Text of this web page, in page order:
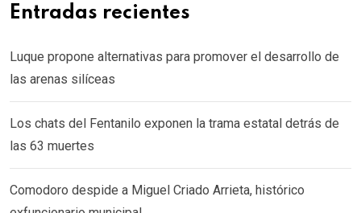
Entradas recientes
Luque propone alternativas para promover el desarrollo de
las arenas silíceas
Los chats del Fentanilo exponen la trama estatal detrás de
las 63 muertes
Comodoro despide a Miguel Criado Arrieta, histórico